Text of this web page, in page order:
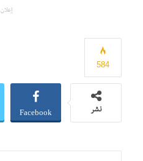
إعلان
584
نشر Facebook